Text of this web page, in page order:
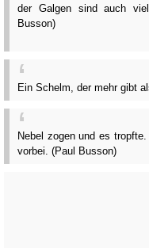
der Galgen sind auch
Busson)
Ein Schelm, der mehr gibt
Nebel zogen und es
vorbei. (Paul Busson)